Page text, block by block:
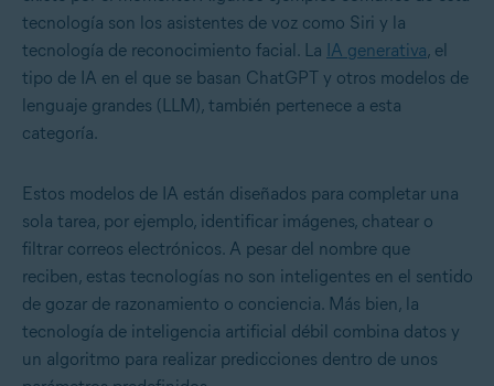
tecnología son los asistentes de voz como Siri y la
tecnología de reconocimiento facial. La IA generativa, el
tipo de IA en el que se basan ChatGPT y otros modelos de
lenguaje grandes (LLM), también pertenece a esta
categoría.
Estos modelos de IA están diseñados para completar una
sola tarea, por ejemplo, identificar imágenes, chatear o
filtrar correos electrónicos. A pesar del nombre que
reciben, estas tecnologías no son inteligentes en el sentido
de gozar de razonamiento o conciencia. Más bien, la
tecnología de inteligencia artificial débil combina datos y
un algoritmo para realizar predicciones dentro de unos